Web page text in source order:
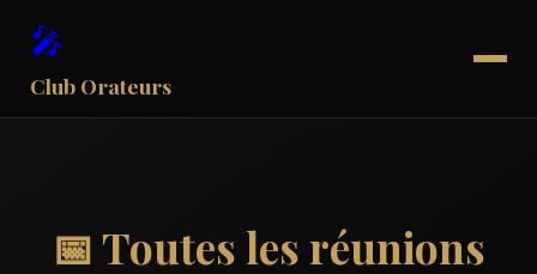
🎤
📅 Toutes les réunions